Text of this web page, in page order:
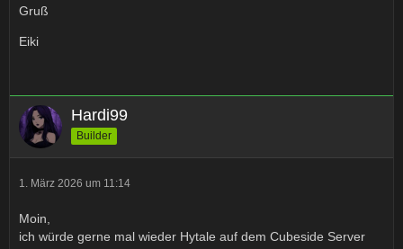
Gruß
Eiki
Hardi99
Builder
1. März 2026 um 11:14
Moin,
ich würde gerne mal wieder Hytale auf dem Cubeside Server